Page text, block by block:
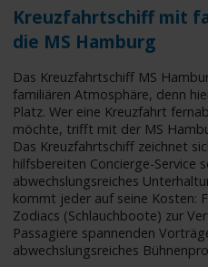
Kreuzfahrtschiff mit
die MS Hamburg
Das Kreuzfahrtschiff MS
familiären Atmosphäre, denn
Platz. Wer eine Kreuzfahrt
möchte, trifft mit der MS
Das Kreuzfahrtschiff zeichnet
hilfsbereiten Concierge-Service
abwechslungsreiches
kommt jeder auf seine Kosten:
Zodiacs (Schlauchboote) zur
Passagiere spannenden
abwechslungsreiches